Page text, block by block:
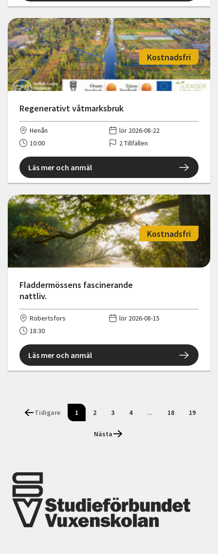
Regenerativt våtmarksbruk
Kostnadsfri
Henån
lör 2026-08-22
10:00
2 Tillfällen
Läs mer och anmäl
Fladdermössens fascinerande
nattliv.
Kostnadsfri
Robertsfors
lör 2026-08-15
18:30
Läs mer och anmäl
Tidigare 1 2 3 4 ... 18 19
Nästa